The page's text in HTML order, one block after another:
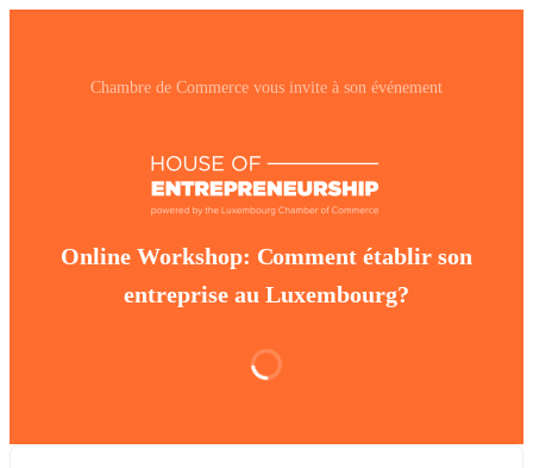
Chambre de Commerce vous invite à son événement
Online Workshop: Comment établir son
entreprise au Luxembourg?